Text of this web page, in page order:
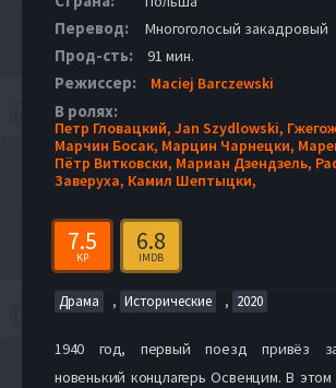
Перевод: Многоголосый закадровый
Прод-сть: 91 мин.
Режиссер: Maciej Barczewski
В ролях:
Петр Гловацкий, Jan Szydlowski,
Марчин Босак, Марцин Чарнецки,
Пётр Витковски, Мариан Дзендзель,
Заверуха, Камил Шептыцки,
7.5
KP
6.8
IMDB
Драма , Исторические , 2020
1940 год, первый поезд привёз
новенький концлагерь Освенцим. В